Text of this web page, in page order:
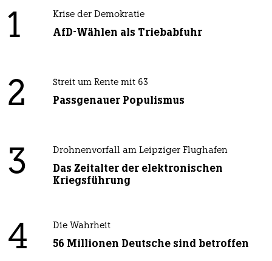
1 Krise der Demokratie
AfD-Wählen als Triebabfuhr
2 Streit um Rente mit 63
Passgenauer Populismus
3 Drohnenvorfall am Leipziger Flughafen
Das Zeitalter der elektronischen
Kriegsführung
4 Die Wahrheit
56 Millionen Deutsche sind betroffen